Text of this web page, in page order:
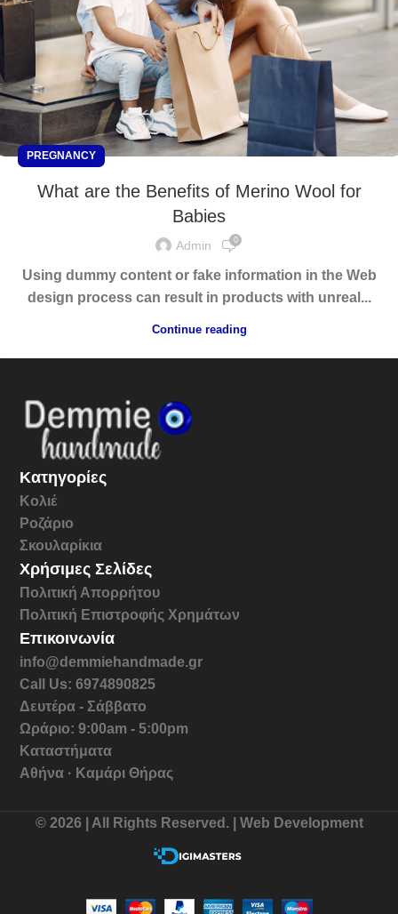
PREGNANCY
What are the Benefits of Merino Wool for
Babies
Admin 0
Using dummy content or fake information in the Web
design process can result in products with unreal...
Continue reading
Κατηγορίες
Κολιέ
Ροζάριο
Σκουλαρίκια
Χρήσιμες Σελίδες
Πολιτική Απορρήτου
Πολιτική Επιστροφής Χρημάτων
Επικοινωνία
info@demmiehandmade.gr
Call Us: 6974890825
Δευτέρα - Σάββατο
Ωράριο: 9:00am - 5:00pm
Καταστήματα
Αθήνα · Καμάρι Θήρας
© 2026 | All Rights Reserved. | Web Development